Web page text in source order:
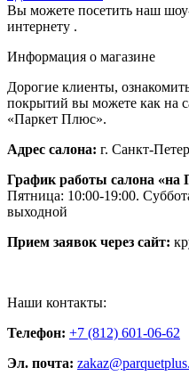
Вы можете посетить наш
интернету .
Информация о магазине
Дорогие клиенты,
покрытий вы можете как на
«Паркет Плюс».
Адрес салона: г. Санкт-
График работы салона «на
Пятница: 10:00-19:00.
выходной
Прием заявок через сайт:
Наши контакты:
Телефон: +7 (812) 601-06-62
Эл. почта: